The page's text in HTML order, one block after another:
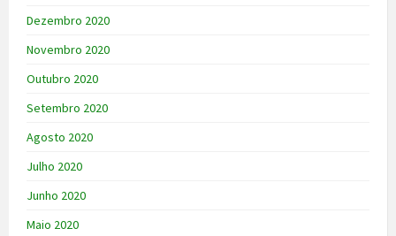
Dezembro 2020
Novembro 2020
Outubro 2020
Setembro 2020
Agosto 2020
Julho 2020
Junho 2020
Maio 2020